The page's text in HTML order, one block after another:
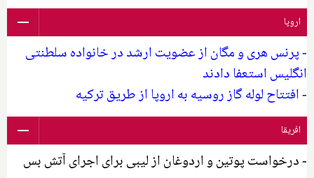
اروپا
- پرنس هری و مگان از عضویت ارشد در خانواده سلطنتی
انگلیس استعفا دادند
- افتتاح لوله گاز روسیه به اروپا از طریق ترکیه
افریقا
- درخواست پوتین و اردوغان از لیبی برای اجرای آتش بس